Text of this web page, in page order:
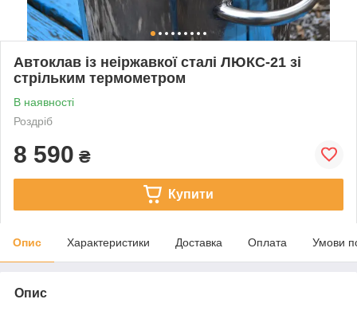
Автоклав із неіржавкої сталі ЛЮКС-21 зі
стрільким термометром
В наявності
Роздріб
8 590 ₴
Купити
Опис Характеристики Доставка Оплата Умови
Опис